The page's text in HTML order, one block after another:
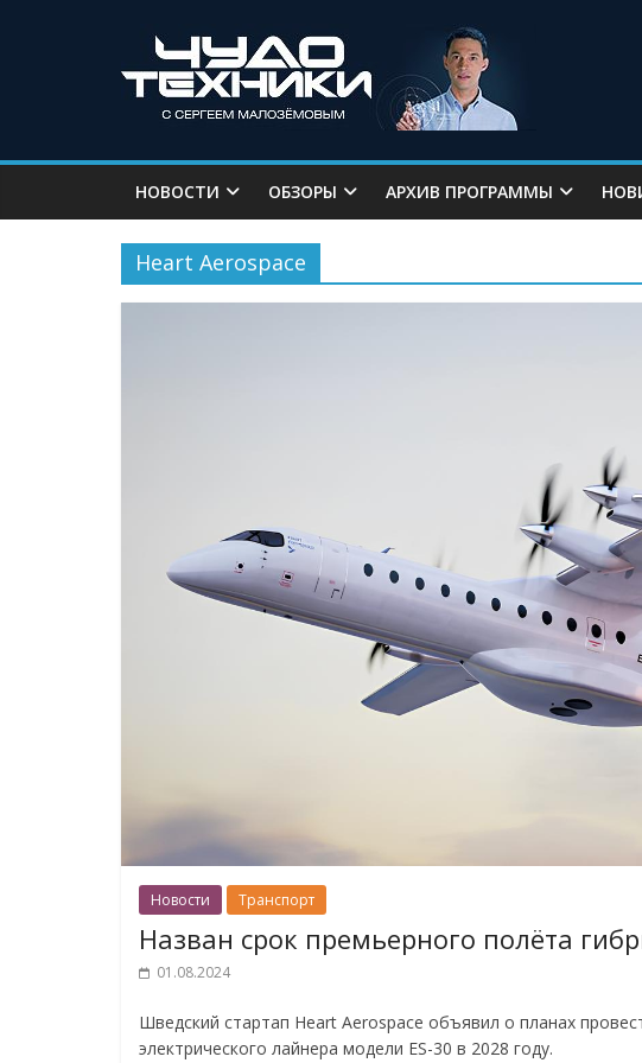
НОВОСТИ ОБЗОРЫ АРХИВ ПРОГРАММЫ
Heart Aerospace
Новости Транспорт
Назван срок премьерного полёта
01.08.2024
Шведский стартап Heart Aerospace объявил о планах
электрического лайнера модели ES-30 в 2028 году.